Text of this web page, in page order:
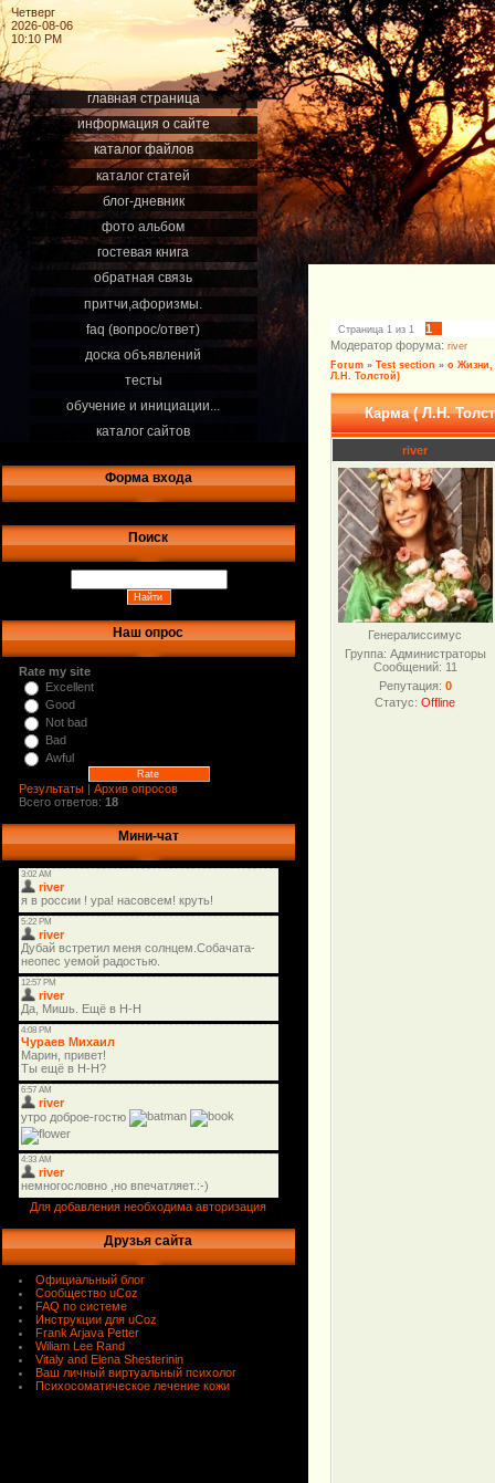
Четверг
2026-08-06
10:10 PM
главная страница
информация о сайте
каталог файлов
каталог статей
блог-дневник
фото альбом
гостевая книга
обратная связь
притчи,афоризмы.
faq (вопрос/ответ)
доска объявлений
тесты
обучение и инициации...
каталог сайтов
Форма входа
Поиск
Наш опрос
Rate my site
Excellent
Good
Not bad
Bad
Awful
Результаты | Архив опросов
Всего ответов: 18
Мини-чат
Для добавления необходима авторизация
Друзья сайта
Официальный блог
Сообщество uCoz
FAQ по системе
Инструкции для uCoz
Frank Arjava Petter
Wiliam Lee Rand
Vitaly and Elena Shesterinin
Ваш личный виртуальный психолог
Психосоматическое лечение кожи
Страница 1 из 1
1
Модератор форума: river
Forum » Test section » о Жизни,
Л.Н. Толстой)
Карма ( Л.Н.
river
Генералиссимус
Группа: Администраторы
Сообщений: 11
Репутация: 0
Статус:Offline